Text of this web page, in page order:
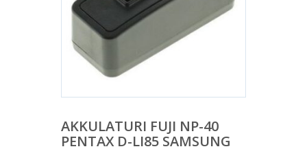
AKKULATURI FUJI NP-40
PENTAX D-LI85 SAMSUNG